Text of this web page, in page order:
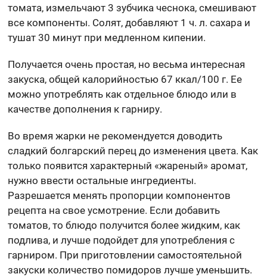
томата, измельчают 3 зубчика чеснока, смешивают
все компоненты. Солят, добавляют 1 ч. л. сахара и
тушат 30 минут при медленном кипении.
Получается очень простая, но весьма интересная
закуска, общей калорийностью 67 ккал/100 г. Ее
можно употреблять как отдельное блюдо или в
качестве дополнения к гарниру.
Во время жарки не рекомендуется доводить
сладкий болгарский перец до изменения цвета. Как
только появится характерный «жареный» аромат,
нужно ввести остальные ингредиенты.
Разрешается менять пропорции компонентов
рецепта на свое усмотрение. Если добавить
томатов, то блюдо получится более жидким, как
подлива, и лучше подойдет для употребления с
гарниром. При приготовлении самостоятельной
закуски количество помидоров лучше уменьшить.